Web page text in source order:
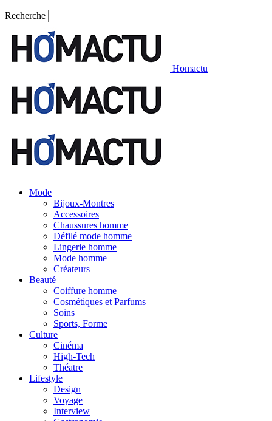
Recherche
Homactu
Mode
Bijoux-Montres
Accessoires
Chaussures homme
Défilé mode homme
Lingerie homme
Mode homme
Créateurs
Beauté
Coiffure homme
Cosmétiques et Parfums
Soins
Sports, Forme
Culture
Cinéma
High-Tech
Théatre
Lifestyle
Design
Voyage
Interview